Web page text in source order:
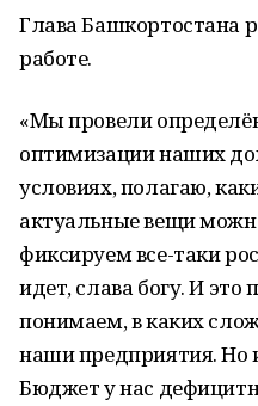
Глава Башкортостана
работе.
«Мы провели
оптимизации наших
условиях, полагаю,
актуальные вещи
фиксируем все-таки
идет, слава богу. И
понимаем, в каких
наши предприятия. Но
Бюджет у нас